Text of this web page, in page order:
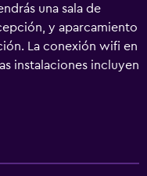
una sala de
y aparcamiento
La conexión wifi en
instalaciones incluyen
expendedora.
36 alojamientos con